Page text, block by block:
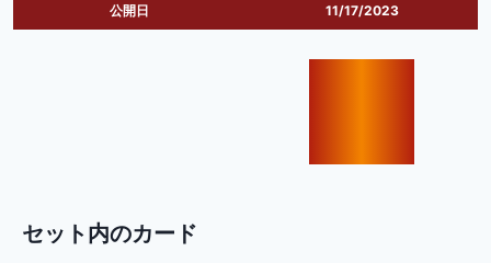
公開日 11/17/2023
セット内のカード